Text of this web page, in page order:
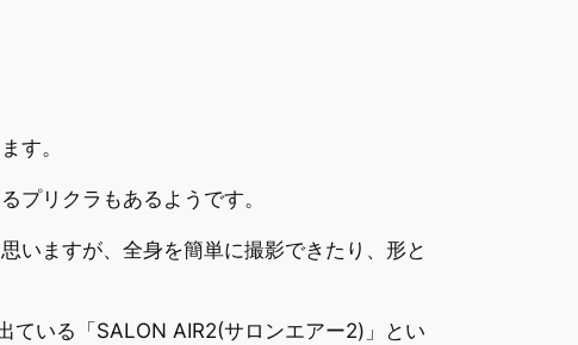
す。
プリクラもあるようです。
いますが、全身を簡単に撮影できたり、形と
ている「SALON AIR2(サロンエアー2)」とい